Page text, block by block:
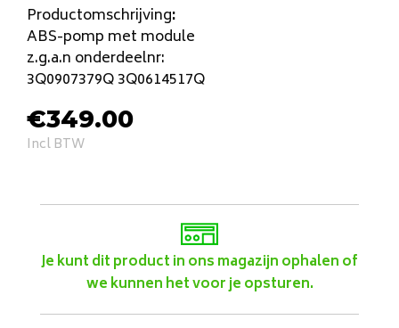
Productomschrijving:
ABS-pomp met module
z.g.a.n onderdeelnr:
3Q0907379Q 3Q0614517Q
€349.00
Incl BTW
Je kunt dit product in ons magazijn ophalen of
we kunnen het voor je opsturen.